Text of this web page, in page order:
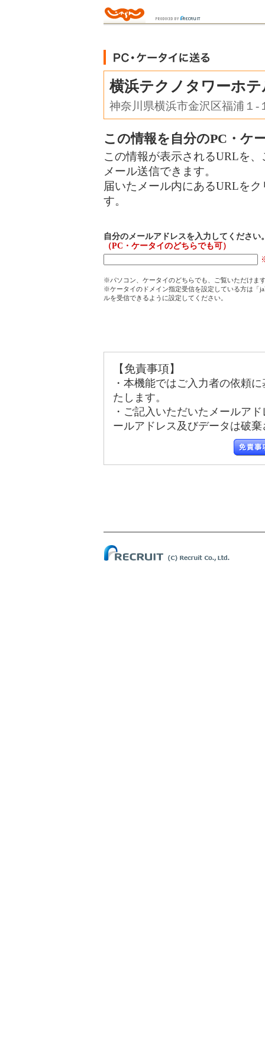
横浜テクノタワーホテ
神奈川県横浜市金沢区福浦１‐
この情報を自分のPC・ケ
この情報が表示されるURLを
メール送信できます。
届いたメール内にあるURLを
す。
自分のメールアドレスを入力してください
（PC・ケータイのどちらでも可）
※パソコン、ケータイのどちらでも、ご覧いただけま
※ケータイのドメイン指定受信を設定している方は「
ルを受信できるように設定してください。
【免責事項】
・本機能ではご入力者の依頼
たします。
・ご記入いただいたメールア
ールアドレス及びデータは破